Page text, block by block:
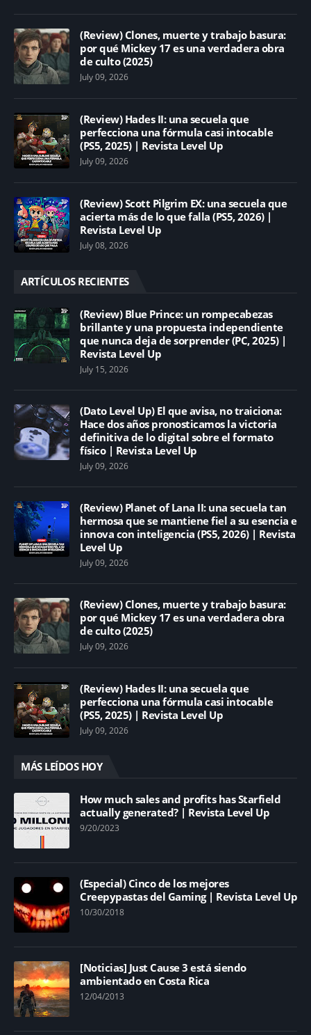
(Review) Clones, muerte y trabajo basura:
por qué Mickey 17 es una verdadera obra
de culto (2025)
July 09, 2026
(Review) Hades II: una secuela que
perfecciona una fórmula casi intocable
(PS5, 2025) | Revista Level Up
July 09, 2026
(Review) Scott Pilgrim EX: una secuela que
acierta más de lo que falla (PS5, 2026) |
Revista Level Up
July 08, 2026
ARTÍCULOS RECIENTES
(Review) Blue Prince: un rompecabezas
brillante y una propuesta independiente
que nunca deja de sorprender (PC, 2025) |
Revista Level Up
July 15, 2026
(Dato Level Up) El que avisa, no traiciona:
Hace dos años pronosticamos la victoria
definitiva de lo digital sobre el formato
físico | Revista Level Up
July 09, 2026
(Review) Planet of Lana II: una secuela tan
hermosa que se mantiene fiel a su esencia e
innova con inteligencia (PS5, 2026) | Revista
Level Up
July 09, 2026
(Review) Clones, muerte y trabajo basura:
por qué Mickey 17 es una verdadera obra
de culto (2025)
July 09, 2026
(Review) Hades II: una secuela que
perfecciona una fórmula casi intocable
(PS5, 2025) | Revista Level Up
July 09, 2026
MÁS LEÍDOS HOY
How much sales and profits has Starfield
actually generated? | Revista Level Up
9/20/2023
(Especial) Cinco de los mejores
Creepypastas del Gaming | Revista Level Up
10/30/2018
[Noticias] Just Cause 3 está siendo
ambientado en Costa Rica
12/04/2013